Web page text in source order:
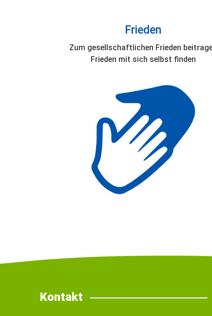
Frieden
Zum gesellschaftlichen Frieden
Frieden mit sich selbst finden
Kontakt